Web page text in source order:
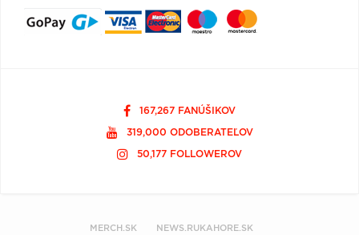
167,267 FANÚŠIKOV
319,000 ODOBERATEĽOV
50,177 FOLLOWEROV
MERCH.SK NEWS.RUKAHORE.SK